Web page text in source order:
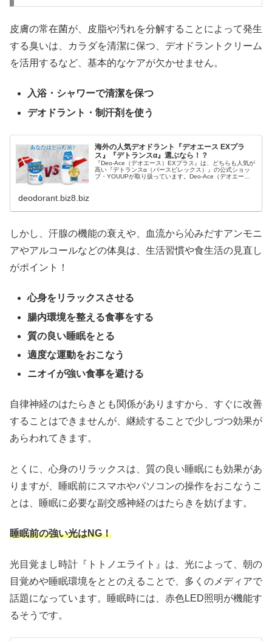
皮膚の常在菌が、皮脂や汚れを分解することによって発生
する臭いは、カラダを清潔に保つ、デオドラントクリーム
を活用するなど、基本的なケアが欠かせません。
入浴・シャワーで清潔を保つ
デオドラント・制汗剤を使う
海外の人気デオドラント『デオエース EXプラ
ス』『デトランスα』選ぶなら！？
『Deo-Ace（デオエース）EXプラス』は、どちらも人気が
高い『デトランスα（パースピレックス）』の公式ショッ
プ・YOUUPが取り扱っています。Deo-Ace（デオエー
deodorant.biz8.biz
しかし、汗腺の機能の衰えや、血流から沁みだすアンモニ
アやアルコールなどの体臭は、生活習慣や食生活の見直し
がポイント！
心身をリラックスさせる
腸内環境を整える食事をする
質の良い睡眠をとる
適度な運動をおこなう
ニオイが強い食事を避ける
自律神経のはたらきとも関係がありますから、すぐに改善
することはできませんが、継続することで少しづつ効果が
あらわれてきます。
とくに、心身のリラックスは、質の良い睡眠にも効果があ
りますが、睡眠前にスマホやパソコンの操作をおこなうこ
とは、睡眠に必要な副交感神経のはたらきを妨げます。
睡眠前の強い光はNG！
光目覚まし時計『トトノエライト』は、光によって、朝の
目覚めや睡眠環境をととのえることで、多くのメディアで
話題になっています。睡眠時には、赤色LED照明が機能す
るそうです。